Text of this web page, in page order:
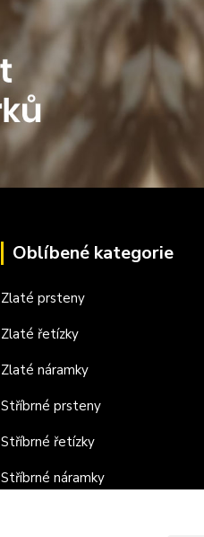
Oblíbené kategorie
Zlaté prsteny
Zlaté řetízky
Zlaté náramky
Stříbrné prsteny
Stříbrné řetízky
Stříbrné náramky